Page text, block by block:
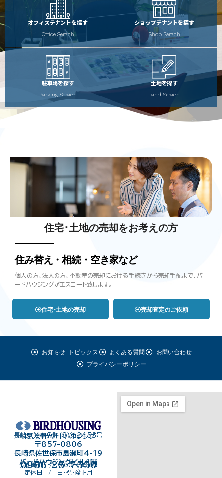
オフィステナントを探す
Office Serach
ショップテナントを探す
Shop Serach
駐車場を探す
Parking Serach
土地を探す
Land Serach
住宅･土地の売却をお考えの方
住み替え・相続・空き家など
個人の方、法人の方、不動産の売却における手続きから売却手配まで、バ
ードハウジングがエスコート致します。
住宅･土地の売却 売却査定のご依頼
お知らせ･トピックス よくある質問
お問い合わせ
プライバシーポリシー
長崎県知事免許（8）第2453号
株式会社バードハウジング
〒857-0806
長崎県佐世保市島瀬町4-19
バードハウジングビル１階
0956-25-7550
受付時間 / 9:00～18:00
定休日 / 日・祝・盆正月